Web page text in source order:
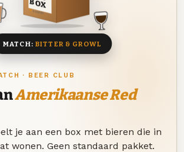
· BEER CLUB
Amerikaanse Red
je aan een box met bieren die in
wonen. Geen standaard pakket.
BOX
8 BIEREN
MATCH: BITTER & GROWL